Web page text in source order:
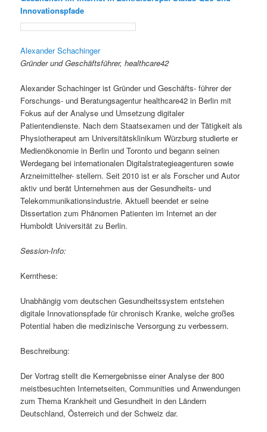
Innovationspfade
Alexander Schachinger
Gründer und Geschäftsführer, healthcare42
Alexander Schachinger ist Gründer und Geschäfts- führer der
Forschungs- und Beratungsagentur healthcare42 in Berlin mit
Fokus auf der Analyse und Umsetzung digitaler
Patientendienste. Nach dem Staatsexamen und der Tätigkeit als
Physiotherapeut am Universitätsklinikum Würzburg studierte er
Medienökonomie in Berlin und Toronto und begann seinen
Werdegang bei internationalen Digitalstrategieagenturen sowie
Arzneimittelher- stellern. Seit 2010 ist er als Forscher und Autor
aktiv und berät Unternehmen aus der Gesundheits- und
Telekommunikationsindustrie. Aktuell beendet er seine
Dissertation zum Phänomen Patienten im Internet an der
Humboldt Universität zu Berlin.
Session-Info:
Kernthese:
Unabhängig vom deutschen Gesundheitssystem entstehen
digitale Innovationspfade für chronisch Kranke, welche großes
Potential haben die medizinische Versorgung zu verbessern.
Beschreibung:
Der Vortrag stellt die Kernergebnisse einer Analyse der 800
meistbesuchten Internetseiten, Communities und Anwendungen
zum Thema Krankheit und Gesundheit in den Ländern
Deutschland, Österreich und der Schweiz dar.